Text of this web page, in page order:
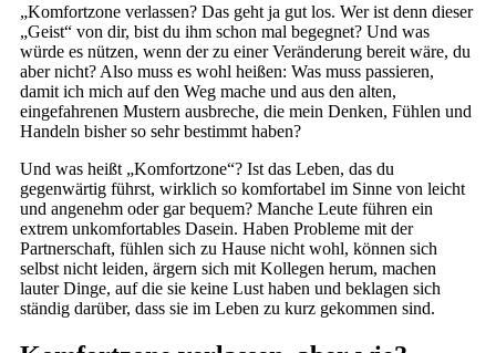
„Komfortzone verlassen? Das geht ja gut los. Wer ist denn dieser
„Geist“ von dir, bist du ihm schon mal begegnet? Und was
würde es nützen, wenn der zu einer Veränderung bereit wäre, du
aber nicht? Also muss es wohl heißen: Was muss passieren,
damit ich mich auf den Weg mache und aus den alten,
eingefahrenen Mustern ausbreche, die mein Denken, Fühlen und
Handeln bisher so sehr bestimmt haben?
Und was heißt „Komfortzone“? Ist das Leben, das du
gegenwärtig führst, wirklich so komfortabel im Sinne von leicht
und angenehm oder gar bequem? Manche Leute führen ein
extrem unkomfortables Dasein. Haben Probleme mit der
Partnerschaft, fühlen sich zu Hause nicht wohl, können sich
selbst nicht leiden, ärgern sich mit Kollegen herum, machen
lauter Dinge, auf die sie keine Lust haben und beklagen sich
ständig darüber, dass sie im Leben zu kurz gekommen sind.